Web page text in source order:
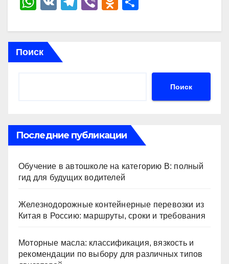
at
s
A
e
er n
ki
р
ть
Поиск
Поиск
Последние публикации
Обучение в автошколе на категорию В: полный
гид для будущих водителей
Железнодорожные контейнерные перевозки из
Китая в Россию: маршруты, сроки и требования
Моторные масла: классификация, вязкость и
рекомендации по выбору для различных типов